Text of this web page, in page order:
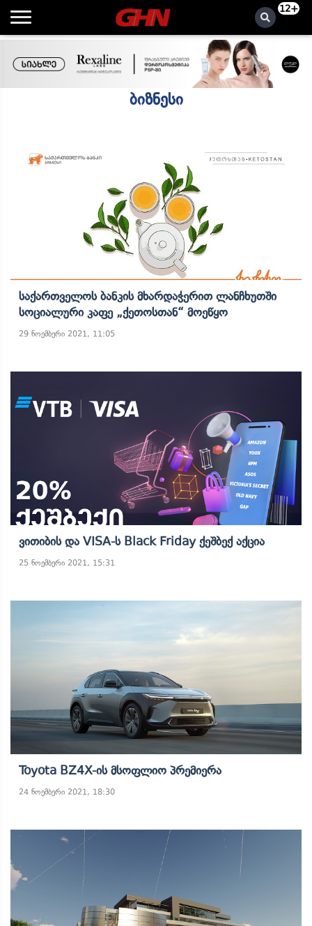
12+
ბიზნესი
Საქართველოს Ბანკის Მხარდაჭერით Ლანჩხუთში
Სოციალური Კაფე „ქეთოსთან“ Მოეწყო
29 ნოემბერი 2021, 11:05
Ვითიბის Და VISA-Ს Black Friday Ქეშბექ Აქცია
25 ნოემბერი 2021, 15:31
Toyota BZ4X-Ის Მსოფლიო Პრემიერა
24 ნოემბერი 2021, 18:30